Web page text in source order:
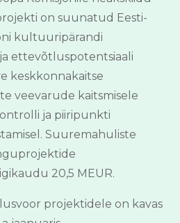
on suunatud Eesti-
kultuuripärandi
ettevõtluspotentsiaali
keskkonnakaitse
veevarude kaitsmisele
ja piiripunkti
Suuremahuliste
20,5 MEUR.
projektidele on kavas